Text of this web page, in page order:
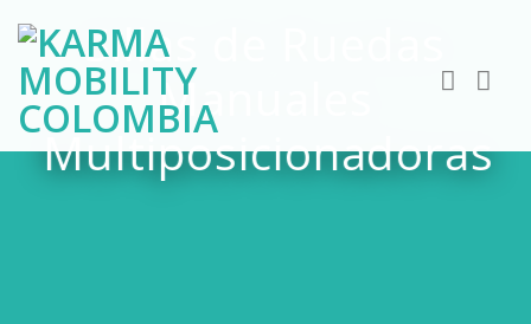
content
Sillas de Ruedas
Manuales
Multiposicionadoras